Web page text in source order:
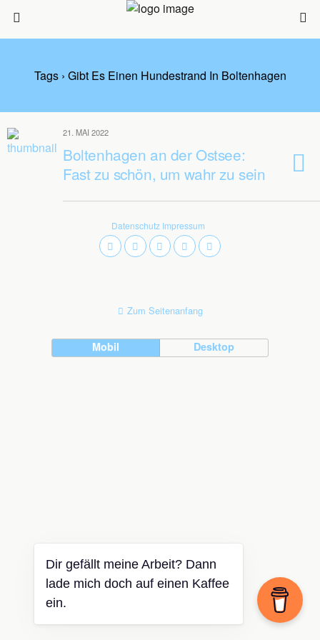
Tags › Gibt Es Einen Hundestrand In Boltenhagen
21. MAI 2022
Boltenhagen an der Ostsee:
Fast zu schön, um wahr zu sein
Datenschutz Impressum
Zum Seitenanfang
Mobil Desktop
Dir gefällt meine Arbeit? Dann
lade mich doch auf einen Kaffee
ein.